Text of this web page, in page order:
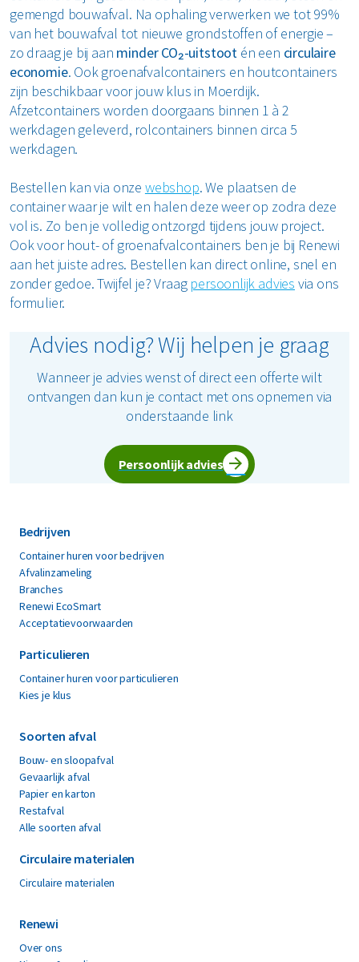
gemengd bouwafval. Na ophaling verwerken we tot 99%
van het bouwafval tot nieuwe grondstoffen of energie –
zo draag je bij aan minder CO₂-uitstoot én een circulaire
economie. Ook groenafvalcontainers en houtcontainers
zijn beschikbaar voor jouw klus in Moerdijk.
Afzetcontainers worden doorgaans binnen 1 à 2
werkdagen geleverd, rolcontainers binnen circa 5
werkdagen.
Bestellen kan via onze webshop. We plaatsen de
container waar je wilt en halen deze weer op zodra deze
vol is. Zo ben je volledig ontzorgd tijdens jouw project.
Ook voor hout- of groenafvalcontainers ben je bij Renewi
aan het juiste adres. Bestellen kan direct online, snel en
zonder gedoe. Twijfel je? Vraag persoonlijk advies via ons
formulier.
Advies nodig? Wij helpen je graag
Wanneer je advies wenst of direct een offerte wilt
ontvangen dan kun je contact met ons opnemen via
onderstaande link
Persoonlijk advies
Bedrijven
Container huren voor bedrijven
Afvalinzameling
Branches
Renewi EcoSmart
Acceptatievoorwaarden
Particulieren
Container huren voor particulieren
Kies je klus
Soorten afval
Bouw- en sloopafval
Gevaarlijk afval
Papier en karton
Restafval
Alle soorten afval
Circulaire materialen
Circulaire materialen
Renewi
Over ons